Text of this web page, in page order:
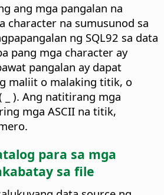
ang mga pangalan na
character na sumusunod sa
ng SQL92 sa data
pang mga character ay
pangalan ay dapat
maliit o malaking titik, o
_ ). Ang natitirang mga
mga ASCII na titik,
para sa mga
sa file